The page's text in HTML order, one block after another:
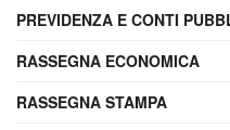
PREVIDENZA E CONTI
RASSEGNA ECONOMICA
RASSEGNA STAMPA